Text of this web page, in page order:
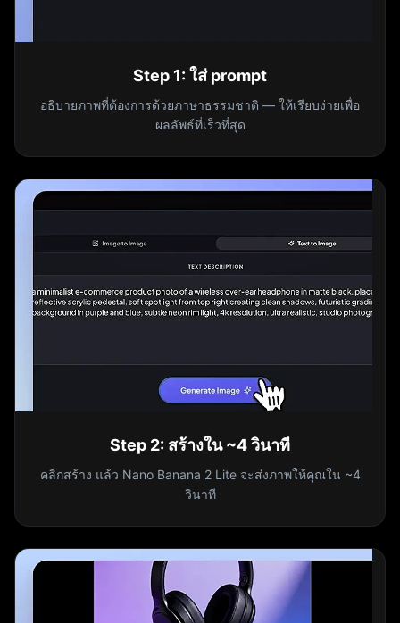
Step 1: ใส่ prompt
อธิบายภาพที่ต้องการด้วยภาษาธรรมชาติ — ให้เรียบง่ายเพื่อ
ผลลัพธ์ที่เร็วที่สุด
Step 2: สร้างใน ~4 วินาที
คลิกสร้าง แล้ว Nano Banana 2 Lite จะส่งภาพให้คุณใน ~4
วินาที